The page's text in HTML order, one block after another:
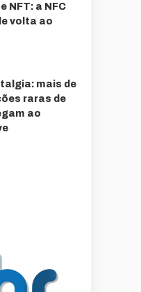
NFT: a NFC
volta ao
mais de
raras de
ao